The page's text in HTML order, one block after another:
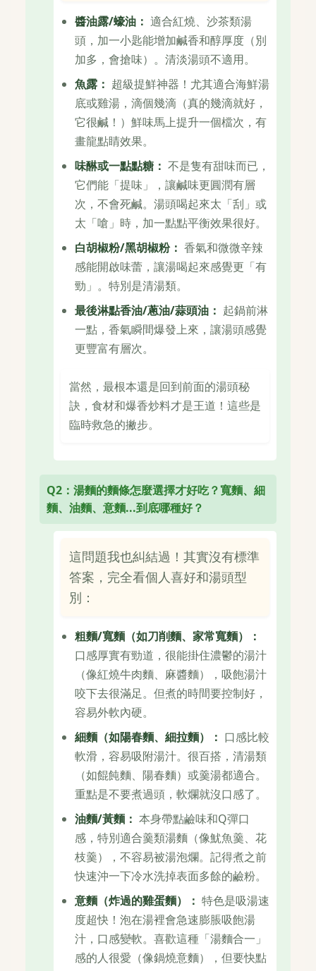
醬油露/蠔油： 適合紅燒、沙茶類湯
頭，加一小匙能增加鹹香和醇厚度（別
加多，會搶味）。清淡湯頭不適用。
魚露： 超級提鮮神器！尤其適合海鮮湯
底或雞湯，滴個幾滴（真的幾滴就好，
它很鹹！）鮮味馬上提升一個檔次，有
畫龍點睛效果。
味醂或一點點糖： 不是隻有甜味而已，
它們能「提味」，讓鹹味更圓潤有層
次，不會死鹹。湯頭喝起來太「刮」或
太「嗆」時，加一點點平衡效果很好。
白胡椒粉/黑胡椒粉： 香氣和微微辛辣
感能開啟味蕾，讓湯喝起來感覺更「有
勁」。特別是清湯類。
最後淋點香油/蔥油/蒜頭油： 起鍋前淋
一點，香氣瞬間爆發上來，讓湯頭感覺
更豐富有層次。
當然，最根本還是回到前面的湯頭秘
訣，食材和爆香炒料才是王道！這些是
臨時救急的撇步。
Q2：湯麵的麵條怎麼選擇才好吃？寬麵、細
麵、油麵、意麵...到底哪種好？
這問題我也糾結過！其實沒有標準
答案，完全看個人喜好和湯頭型
別：
粗麵/寬麵（如刀削麵、家常寬麵）：
口感厚實有勁道，很能掛住濃鬱的湯汁
（像紅燒牛肉麵、麻醬麵），吸飽湯汁
咬下去很滿足。但煮的時間要控制好，
容易外軟內硬。
細麵（如陽春麵、細拉麵）： 口感比較
軟滑，容易吸附湯汁。很百搭，清湯類
（如餛飩麵、陽春麵）或羹湯都適合。
重點是不要煮過頭，軟爛就沒口感了。
油麵/黃麵： 本身帶點鹼味和Q彈口
感，特別適合羹類湯麵（像魷魚羹、花
枝羹），不容易被湯泡爛。記得煮之前
快速沖一下冷水洗掉表面多餘的鹼粉。
意麵（炸過的雞蛋麵）： 特色是吸湯速
度超快！泡在湯裡會急速膨脹吸飽湯
汁，口感變軟。喜歡這種「湯麵合一」
感的人很愛（像鍋燒意麵），但要快點